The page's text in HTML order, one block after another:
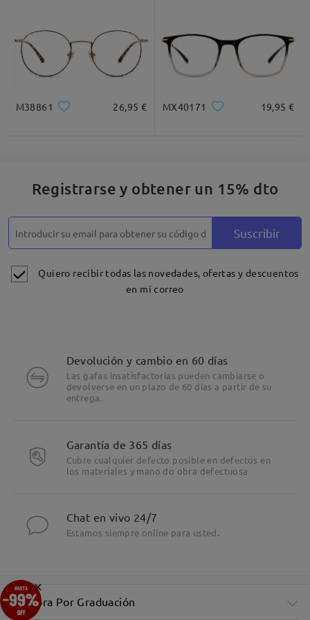
Gracias por su comprensión.
Atentamente,
Leer todos los
comentarios
M38861 26,95 € MX40171 19,95 €
Registrarse y obtener un 15% dto
Suscribir
Quiero recibir todas las novedades, ofertas y descuentos
en mi correo
Devolución y cambio en 60 días
Las gafas insatisfactorias pueden cambiarse o
devolverse en un plazo de 60 días a partir de su
entrega.
Garantía de 365 días
Cubre cualquier defecto posible en defectos en
los materiales y mano do obra defectuosa
Chat en vivo 24/7
Estamos siempre online para usted.
Compra Por Graduación
×